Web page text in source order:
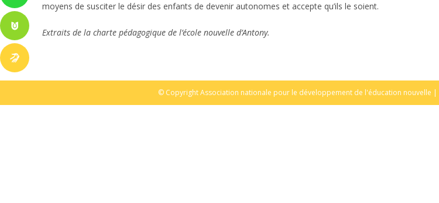
moyens de susciter le désir des enfants de devenir autonomes et accepte qu’ils le soient.
Extraits de la charte pédagogique de l’école nouvelle d’Antony.
© Copyright Association nationale pour le développement de l'éducation nouvelle |